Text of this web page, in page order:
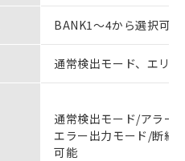
BANK1～4から選択可能
通常検出モード、エリ
通常検出モード/アラー
エラー出力モード/断線
可能